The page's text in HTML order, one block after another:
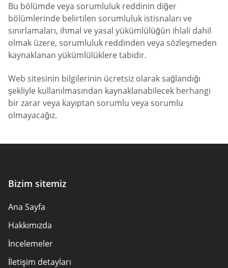
Bu bölümde veya sorumluluk reddinin diğer
bölümlerinde belirtilen sorumluluk istisnaları ve
sınırlamaları, ihmal ve yasal yükümlülüğün ihlali dahil
olmak üzere, sorumluluk reddinden veya sözleşmeden
kaynaklanan yükümlülüklere tabidir.
Web sitesinin bilgilerinin ücretsiz olarak sağlandığı
şekliyle kullanılmasından kaynaklanabilecek herhangi
bir zarar veya kayıptan sorumlu veya sorumlu
olmayacağız.
Bizim sitemiz
Ana Sayfa
Hakkımızda
İncelemeler
İletişim detayları